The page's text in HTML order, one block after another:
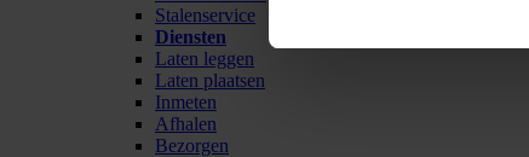
Stalenservice
Diensten
Laten leggen
Laten plaatsen
Inmeten
Afhalen
Bezorgen